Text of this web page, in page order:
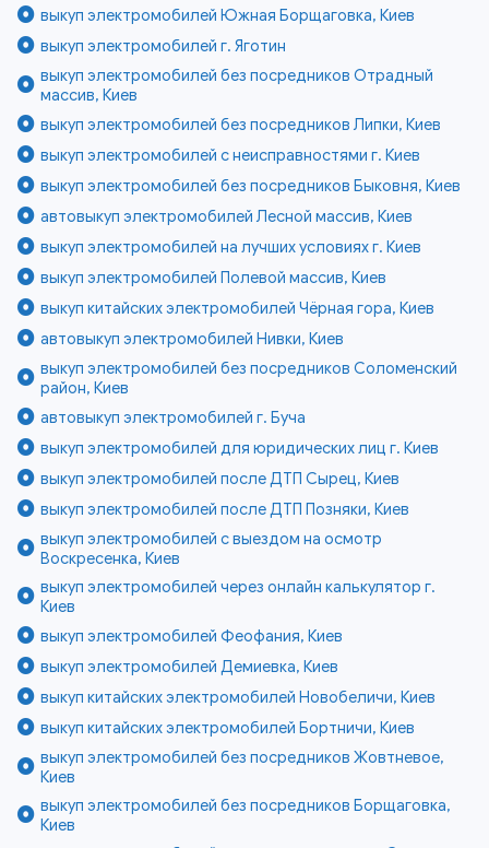
выкуп электромобилей Южная Борщаговка, Киев
выкуп электромобилей г. Яготин
выкуп электромобилей без посредников Отрадный
массив, Киев
выкуп электромобилей без посредников Липки, Киев
выкуп электромобилей с неисправностями г. Киев
выкуп электромобилей без посредников Быковня, Киев
автовыкуп электромобилей Лесной массив, Киев
выкуп электромобилей на лучших условиях г. Киев
выкуп электромобилей Полевой массив, Киев
выкуп китайских электромобилей Чёрная гора, Киев
автовыкуп электромобилей Нивки, Киев
выкуп электромобилей без посредников Соломенский
район, Киев
автовыкуп электромобилей г. Буча
выкуп электромобилей для юридических лиц г. Киев
выкуп электромобилей после ДТП Сырец, Киев
выкуп электромобилей после ДТП Позняки, Киев
выкуп электромобилей с выездом на осмотр
Воскресенка, Киев
выкуп электромобилей через онлайн калькулятор г.
Киев
выкуп электромобилей Феофания, Киев
выкуп электромобилей Демиевка, Киев
выкуп китайских электромобилей Новобеличи, Киев
выкуп китайских электромобилей Бортничи, Киев
выкуп электромобилей без посредников Жовтневое,
Киев
выкуп электромобилей без посредников Борщаговка,
Киев